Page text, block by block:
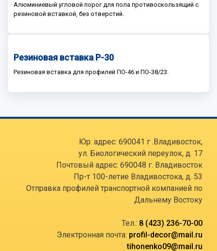
Алюминиевый угловой порог для пола противоскользящий с
резиновой вставкой, без отверстий.
Резиновая вставка Р-30
Резиновая вставка для профилей ПО-46 и ПО-38/23.
Юр. адрес: 690041 г .Владивосток,
ул. Биологический переулок, д. 17
Почтовый адрес: 690048 г. Владивосток
Пр-т 100-летие Владивостока, д. 53
Отправка профилей транспортной компанией по
Дальнему Востоку
Тел.: 8 (423) 236-70-00
Электронная почта: profil-decor@mail.ru
tihonenko09@mail.ru